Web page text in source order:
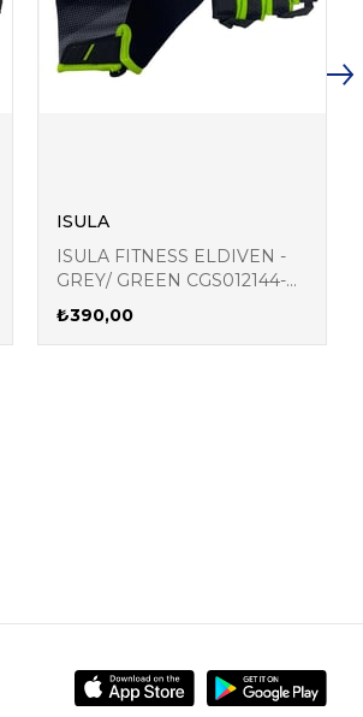
ISULA
ISULA FITNESS ELDIVEN -
GREY/ GREEN CGS012144-
009
₺390,00